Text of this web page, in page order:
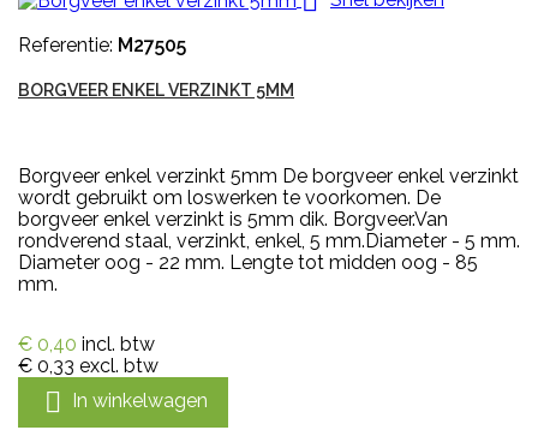
Referentie: M27505
BORGVEER ENKEL VERZINKT 5MM
Borgveer enkel verzinkt 5mm De borgveer enkel verzinkt
wordt gebruikt om loswerken te voorkomen. De
borgveer enkel verzinkt is 5mm dik. Borgveer.Van
rondverend staal, verzinkt, enkel, 5 mm.Diameter - 5 mm.
Diameter oog - 22 mm. Lengte tot midden oog - 85
mm.
€ 0,40 incl. btw
€ 0,33 excl. btw
 In winkelwagen